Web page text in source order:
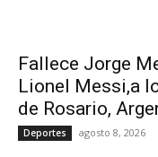
Fallece Jorge
Lionel Messi,a
de Rosario,
Deportes agosto 8, 2026